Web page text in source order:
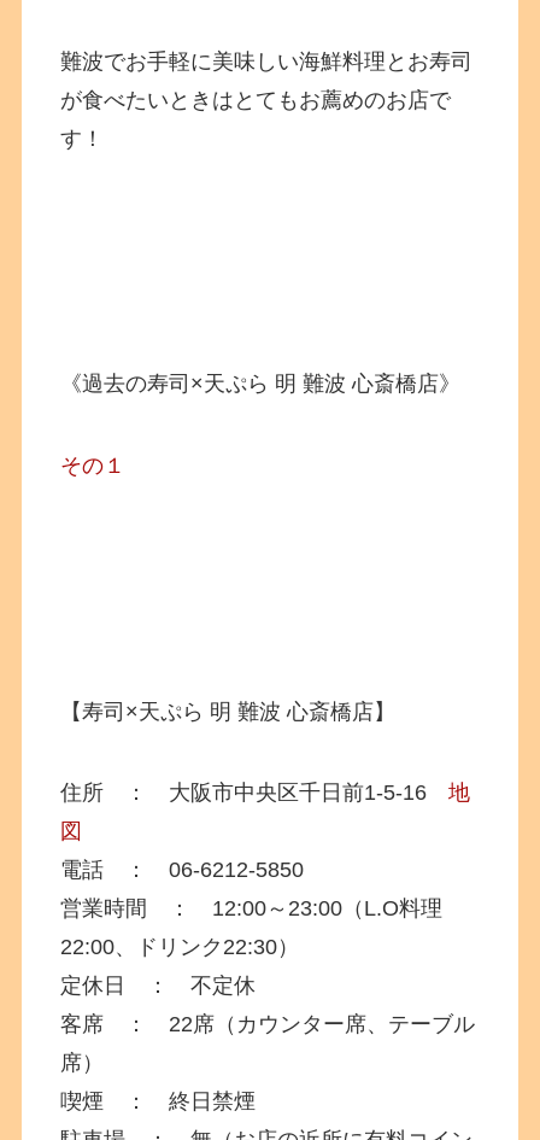
難波でお手軽に美味しい海鮮料理とお寿司
が食べたいときはとてもお薦めのお店で
す！
《過去の寿司×天ぷら 明 難波 心斎橋店》
その１
【寿司×天ぷら 明 難波 心斎橋店】
住所 ： 大阪市中央区千日前1-5-16地
図
電話 ： 06-6212-5850
営業時間 ： 12:00～23:00（L.O料理
22:00、ドリンク22:30）
定休日 ： 不定休
客席 ： 22席（カウンター席、テーブル
席）
喫煙 ： 終日禁煙